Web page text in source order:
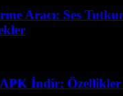
Aracı: Ses
APK İndir: